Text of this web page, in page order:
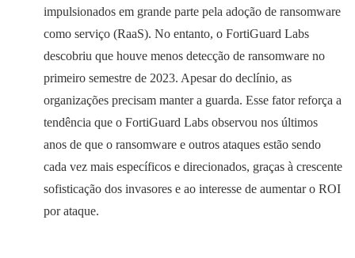
impulsionados em grande parte pela adoção de ransomware
como serviço (RaaS). No entanto, o FortiGuard Labs
descobriu que houve menos detecção de ransomware no
primeiro semestre de 2023. Apesar do declínio, as
organizações precisam manter a guarda. Esse fator reforça a
tendência que o FortiGuard Labs observou nos últimos
anos de que o ransomware e outros ataques estão sendo
cada vez mais específicos e direcionados, graças à crescente
sofisticação dos invasores e ao interesse de aumentar o ROI
por ataque.